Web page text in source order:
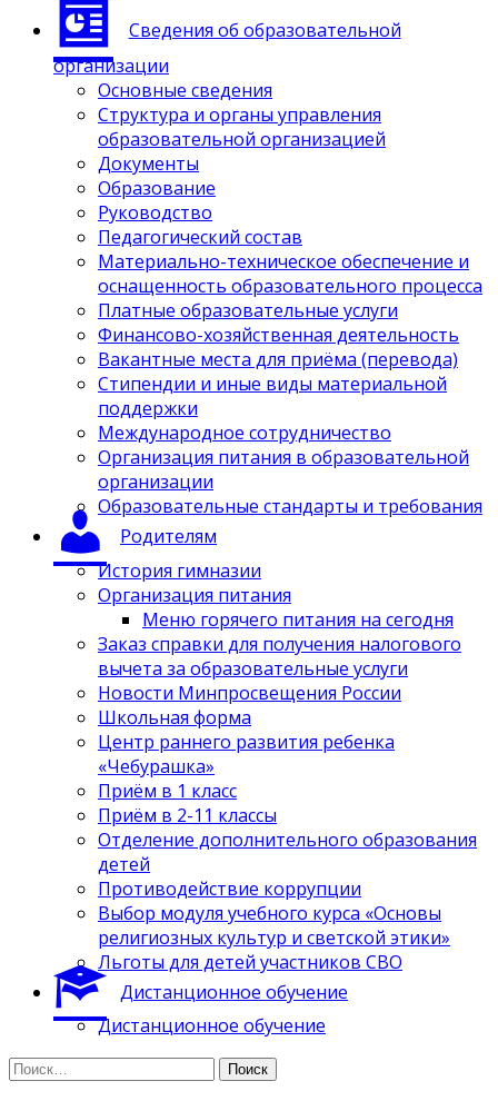
Сведения об образовательной
организации
Основные сведения
Структура и органы управления
образовательной организацией
Документы
Образование
Руководство
Педагогический состав
Материально-техническое обеспечение и
оснащенность образовательного процесса
Платные образовательные услуги
Финансово-хозяйственная деятельность
Вакантные места для приёма (перевода)
Стипендии и иные виды материальной
поддержки
Международное сотрудничество
Организация питания в образовательной
организации
Образовательные стандарты и требования
Родителям
История гимназии
Организация питания
Меню горячего питания на сегодня
Заказ справки для получения налогового
вычета за образовательные услуги
Новости Минпросвещения России
Школьная форма
Центр раннего развития ребенка
«Чебурашка»
Приём в 1 класс
Приём в 2-11 классы
Отделение дополнительного образования
детей
Противодействие коррупции
Выбор модуля учебного курса «Основы
религиозных культур и светской этики»
Льготы для детей участников СВО
Дистанционное обучение
Дистанционное обучение
Найти: